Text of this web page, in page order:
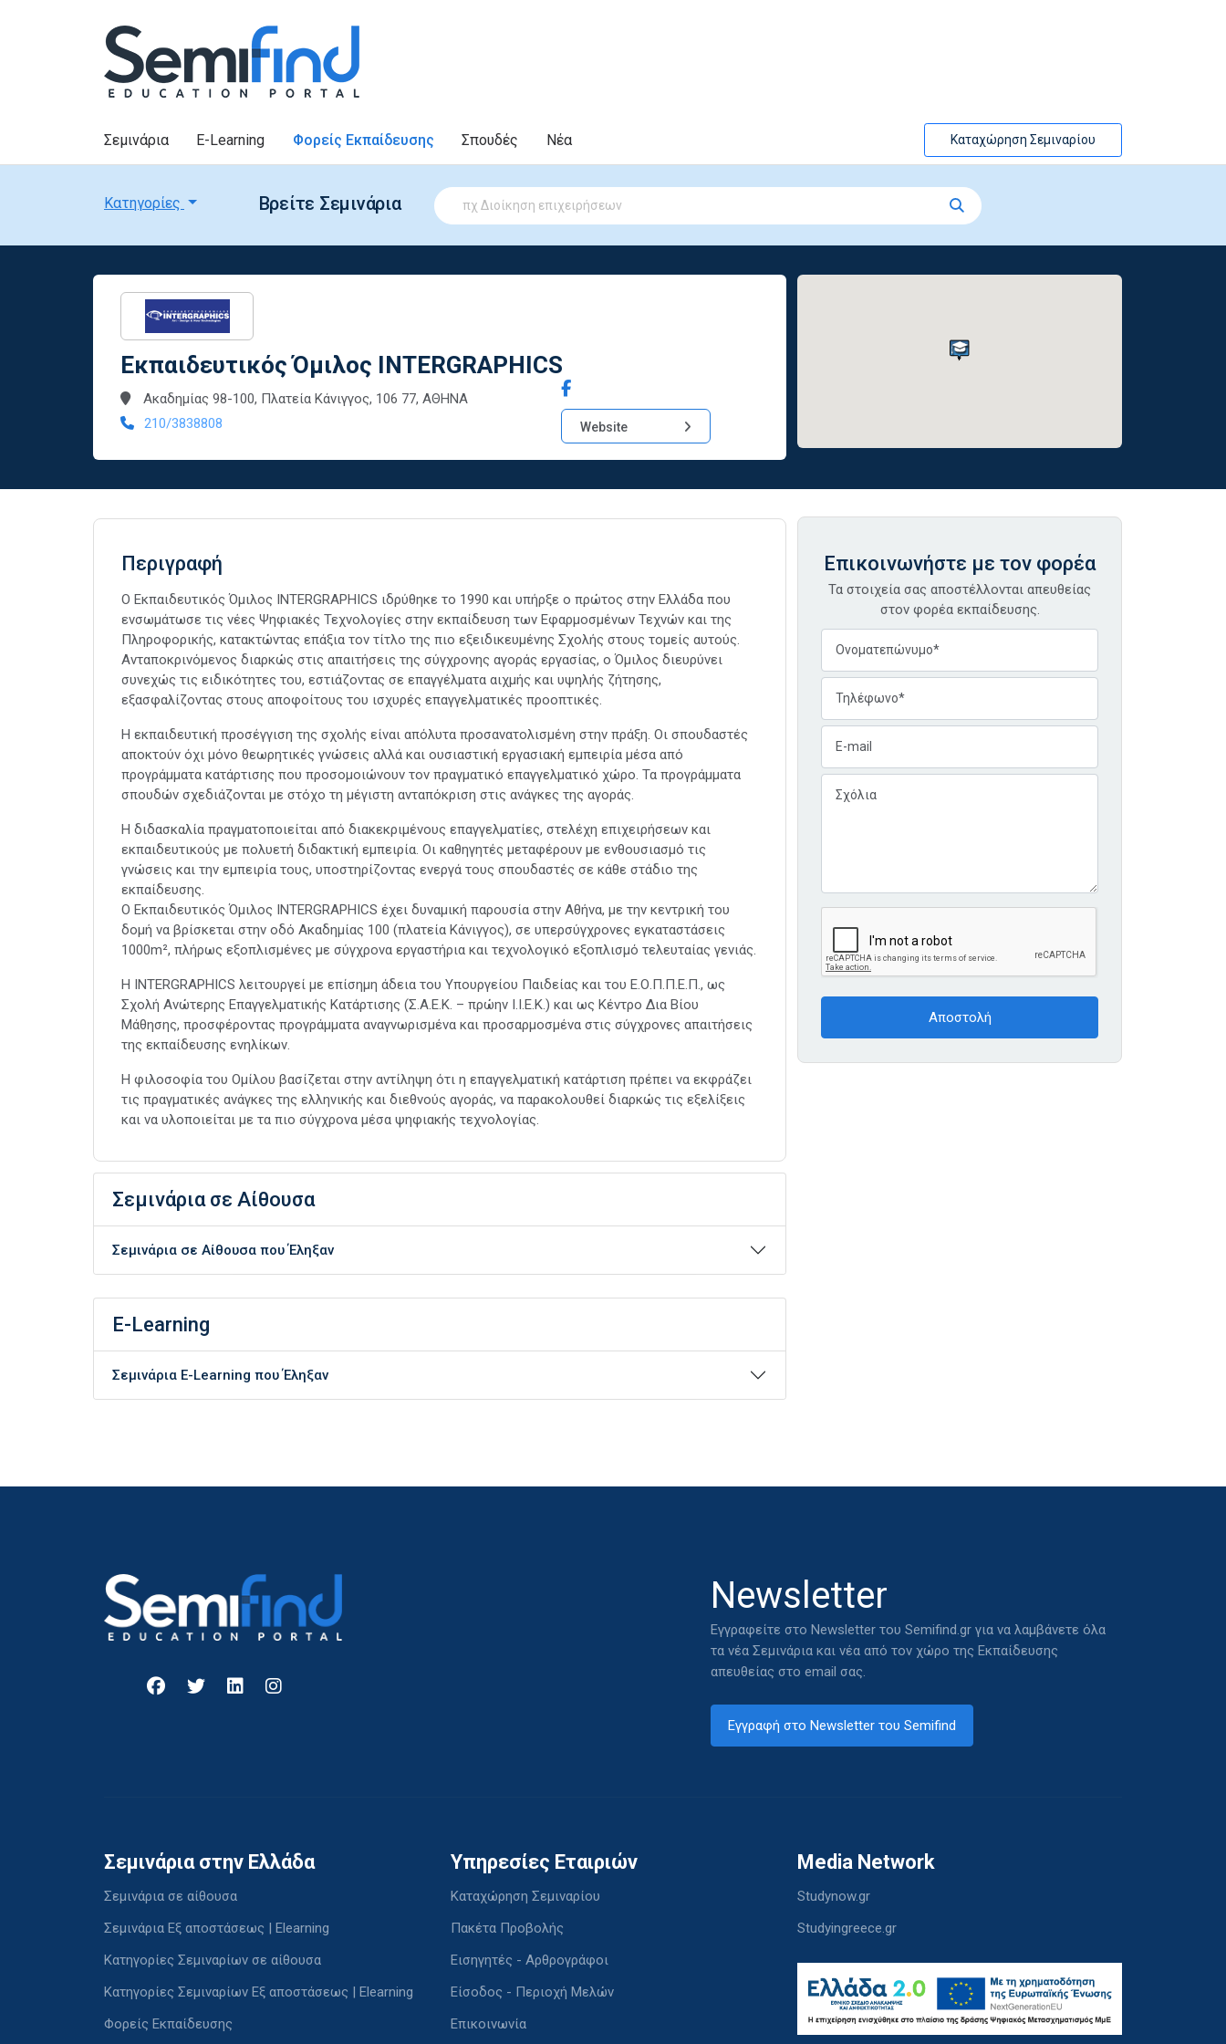
Σεμινάρια E-Learning Φορείς Εκπαίδευσης Σπουδές Νέα Καταχώρηση Σεμιναρίου
Κατηγορίες Βρείτε Σεμινάρια
Εκπαιδευτικός Όμιλος INTERGRAPHICS
Ακαδημίας 98-100, Πλατεία Κάνιγγος, 106 77, ΑΘΗΝΑ
210/3838808
Website
Περιγραφή
Ο Εκπαιδευτικός Όμιλος INTERGRAPHICS ιδρύθηκε το 1990 και υπήρξε ο πρώτος στην Ελλάδα που
ενσωμάτωσε τις νέες Ψηφιακές Τεχνολογίες στην εκπαίδευση των Εφαρμοσμένων Τεχνών και της
Πληροφορικής, κατακτώντας επάξια τον τίτλο της πιο εξειδικευμένης Σχολής στους τομείς αυτούς.
Ανταποκρινόμενος διαρκώς στις απαιτήσεις της σύγχρονης αγοράς εργασίας, ο Όμιλος διευρύνει
συνεχώς τις ειδικότητες του, εστιάζοντας σε επαγγέλματα αιχμής και υψηλής ζήτησης,
εξασφαλίζοντας στους αποφοίτους του ισχυρές επαγγελματικές προοπτικές.
Η εκπαιδευτική προσέγγιση της σχολής είναι απόλυτα προσανατολισμένη στην πράξη. Οι σπουδαστές
αποκτούν όχι μόνο θεωρητικές γνώσεις αλλά και ουσιαστική εργασιακή εμπειρία μέσα από
προγράμματα κατάρτισης που προσομοιώνουν τον πραγματικό επαγγελματικό χώρο. Τα προγράμματα
σπουδών σχεδιάζονται με στόχο τη μέγιστη ανταπόκριση στις ανάγκες της αγοράς.
Η διδασκαλία πραγματοποιείται από διακεκριμένους επαγγελματίες, στελέχη επιχειρήσεων και
εκπαιδευτικούς με πολυετή διδακτική εμπειρία. Οι καθηγητές μεταφέρουν με ενθουσιασμό τις
γνώσεις και την εμπειρία τους, υποστηρίζοντας ενεργά τους σπουδαστές σε κάθε στάδιο της
εκπαίδευσης.
Ο Εκπαιδευτικός Όμιλος INTERGRAPHICS έχει δυναμική παρουσία στην Αθήνα, με την κεντρική του
δομή να βρίσκεται στην οδό Ακαδημίας 100 (πλατεία Κάνιγγος), σε υπερσύγχρονες εγκαταστάσεις
1000m², πλήρως εξοπλισμένες με σύγχρονα εργαστήρια και τεχνολογικό εξοπλισμό τελευταίας γενιάς.
Η INTERGRAPHICS λειτουργεί με επίσημη άδεια του Υπουργείου Παιδείας και του Ε.Ο.Π.Π.Ε.Π., ως
Σχολή Ανώτερης Επαγγελματικής Κατάρτισης (Σ.Α.Ε.Κ. – πρώην Ι.Ι.Ε.Κ.) και ως Κέντρο Δια Βίου
Μάθησης, προσφέροντας προγράμματα αναγνωρισμένα και προσαρμοσμένα στις σύγχρονες απαιτήσεις
της εκπαίδευσης ενηλίκων.
Η φιλοσοφία του Ομίλου βασίζεται στην αντίληψη ότι η επαγγελματική κατάρτιση πρέπει να εκφράζει
τις πραγματικές ανάγκες της ελληνικής και διεθνούς αγοράς, να παρακολουθεί διαρκώς τις εξελίξεις
και να υλοποιείται με τα πιο σύγχρονα μέσα ψηφιακής τεχνολογίας.
Σεμινάρια σε Αίθουσα
Σεμινάρια σε Αίθουσα που Έληξαν
E-Learning
Σεμινάρια E-Learning που Έληξαν
Επικοινωνήστε με τον φορέα
Τα στοιχεία σας αποστέλλονται απευθείας
στον φορέα εκπαίδευσης.
Newsletter
Εγγραφείτε στο Newsletter του Semifind.gr για να λαμβάνετε όλα
τα νέα Σεμινάρια και νέα από τον χώρο της Εκπαίδευσης
απευθείας στο email σας.
Εγγραφή στο Newsletter του Semifind
Σεμινάρια στην Ελλάδα
Σεμινάρια σε αίθουσα
Σεμινάρια Εξ αποστάσεως | Elearning
Κατηγορίες Σεμιναρίων σε αίθουσα
Κατηγορίες Σεμιναρίων Εξ αποστάσεως | Elearning
Φορείς Εκπαίδευσης
Υπηρεσίες Εταιριών
Καταχώρηση Σεμιναρίου
Πακέτα Προβολής
Εισηγητές - Αρθρογράφοι
Είσοδος - Περιοχή Μελών
Επικοινωνία
Media Network
Studynow.gr
Studyingreece.gr